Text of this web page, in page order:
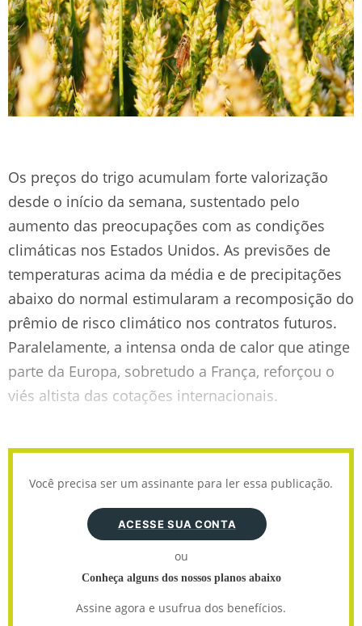
Os preços do trigo acumulam forte valorização
desde o início da semana, sustentado pelo
aumento das preocupações com as condições
climáticas nos Estados Unidos. As previsões de
temperaturas acima da média e de precipitações
abaixo do normal estimularam a recomposição do
prêmio de risco climático nos contratos futuros.
Paralelamente, a intensa onda de calor que atinge
parte da Europa, sobretudo a França, reforçou o
viés altista das cotações internacionais.
Você precisa ser um assinante para ler essa publicação.
ACESSE SUA CONTA
ou
Conheça alguns dos nossos planos abaixo
Assine agora e usufrua dos benefícios.